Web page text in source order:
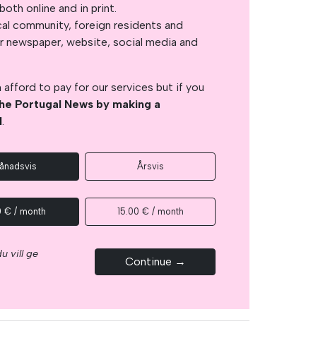
online and in print.
community, foreign residents and
website, social media and
to pay for our services but if you
Portugal News by making a
.
Årsvis
€ / month 15.00 € / month
vill ge
Continue →